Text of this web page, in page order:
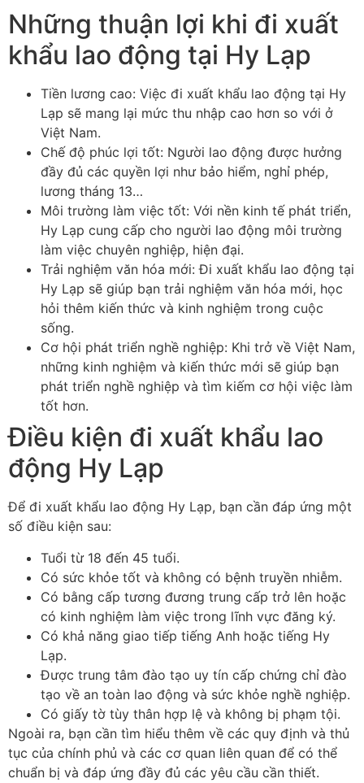
Những thuận lợi khi đi xuất
khẩu lao động tại Hy Lạp
Tiền lương cao: Việc đi xuất khẩu lao động tại Hy
Lạp sẽ mang lại mức thu nhập cao hơn so với ở
Việt Nam.
Chế độ phúc lợi tốt: Người lao động được hưởng
đầy đủ các quyền lợi như bảo hiểm, nghỉ phép,
lương tháng 13…
Môi trường làm việc tốt: Với nền kinh tế phát triển,
Hy Lạp cung cấp cho người lao động môi trường
làm việc chuyên nghiệp, hiện đại.
Trải nghiệm văn hóa mới: Đi xuất khẩu lao động tại
Hy Lạp sẽ giúp bạn trải nghiệm văn hóa mới, học
hỏi thêm kiến thức và kinh nghiệm trong cuộc
sống.
Cơ hội phát triển nghề nghiệp: Khi trở về Việt Nam,
những kinh nghiệm và kiến thức mới sẽ giúp bạn
phát triển nghề nghiệp và tìm kiếm cơ hội việc làm
tốt hơn.
Điều kiện đi xuất khẩu lao
động Hy Lạp
Để đi xuất khẩu lao động Hy Lạp, bạn cần đáp ứng một
số điều kiện sau:
Tuổi từ 18 đến 45 tuổi.
Có sức khỏe tốt và không có bệnh truyền nhiễm.
Có bằng cấp tương đương trung cấp trở lên hoặc
có kinh nghiệm làm việc trong lĩnh vực đăng ký.
Có khả năng giao tiếp tiếng Anh hoặc tiếng Hy
Lạp.
Được trung tâm đào tạo uy tín cấp chứng chỉ đào
tạo về an toàn lao động và sức khỏe nghề nghiệp.
Có giấy tờ tùy thân hợp lệ và không bị phạm tội.
Ngoài ra, bạn cần tìm hiểu thêm về các quy định và thủ
tục của chính phủ và các cơ quan liên quan để có thể
chuẩn bị và đáp ứng đầy đủ các yêu cầu cần thiết.